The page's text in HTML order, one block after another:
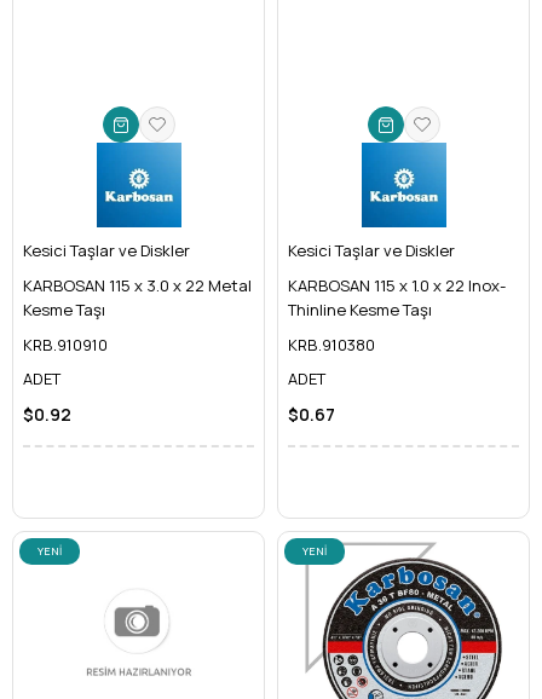
Kesici Taşlar ve Diskler
KARBOSAN 115 x 3.0 x 22 Metal
Kesme Taşı
KRB.910910
ADET
$0.92
Kesici Taşlar ve Diskler
KARBOSAN 115 x 1.0 x 22 Inox-
Thinline Kesme Taşı
KRB.910380
ADET
$0.67
YENI
YENI